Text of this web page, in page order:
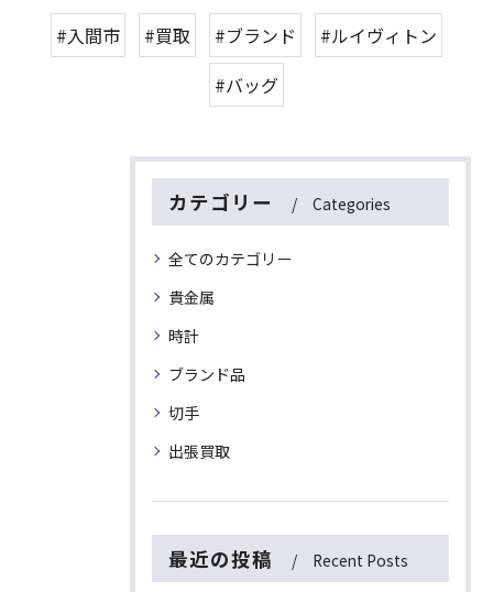
#入間市 #買取 #ブランド
#ルイヴィトン
#バッグ
カテゴリー Categories
全てのカテゴリー
貴金属
時計
ブランド品
切手
出張買取
最近の投稿 Recent Posts